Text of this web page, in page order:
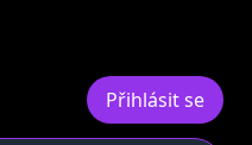
Přihlásit se